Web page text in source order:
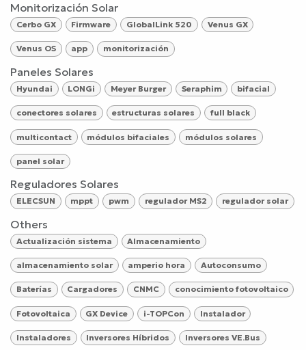
Monitorización Solar
Cerbo GX Firmware GlobalLink 520 Venus GX
Venus OS app monitorización
Paneles Solares
Hyundai LONGi Meyer Burger Seraphim bifacial
conectores solares estructuras solares full black
multicontact módulos bifaciales módulos solares
panel solar
Reguladores Solares
ELECSUN mppt pwm regulador MS2 regulador solar
Others
Actualización sistema Almacenamiento
almacenamiento solar amperio hora Autoconsumo
Baterías Cargadores CNMC conocimiento fotovoltaico
Fotovoltaica GX Device i-TOPCon Instalador
Instaladores Inversores Híbridos Inversores VE.Bus